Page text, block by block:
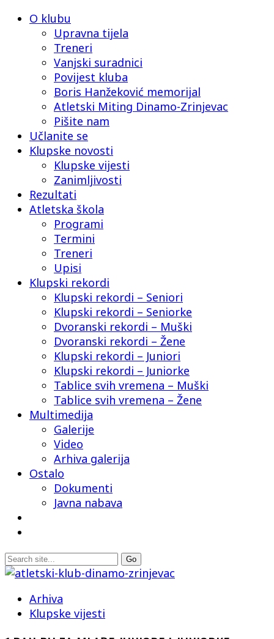
O klubu
Upravna tijela
Treneri
Vanjski suradnici
Povijest kluba
Boris Hanžeković memorijal
Atletski Miting Dinamo-Zrinjevac
Pišite nam
Učlanite se
Klupske novosti
Klupske vijesti
Zanimljivosti
Rezultati
Atletska škola
Programi
Termini
Treneri
Upisi
Klupski rekordi
Klupski rekordi – Seniori
Klupski rekordi – Seniorke
Dvoranski rekordi – Muški
Dvoranski rekordi – Žene
Klupski rekordi – Juniori
Klupski rekordi – Juniorke
Tablice svih vremena – Muški
Tablice svih vremena – Žene
Multimedija
Galerije
Video
Arhiva galerija
Ostalo
Dokumenti
Javna nabava
Arhiva
Klupske vijesti